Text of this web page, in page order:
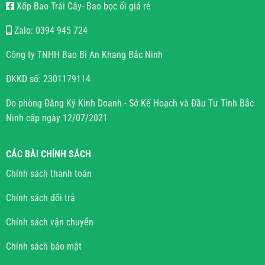
Xốp Bao Trái Cây- Bao bọc ổi giá rẻ
Zalo: 0394 945 724
Công ty TNHH Bao Bì An Khang Bắc Ninh
ĐKKD số: 2301179114
Do phòng Đăng Ký Kinh Doanh - Sở Kế Hoạch và Đầu Tư Tỉnh Bắc
Ninh cấp ngày 12/07/2021
CÁC BÀI CHÍNH SÁCH
Chính sách thanh toán
Chính sách đổi trả
Chính sách vận chuyển
Chính sách bảo mật